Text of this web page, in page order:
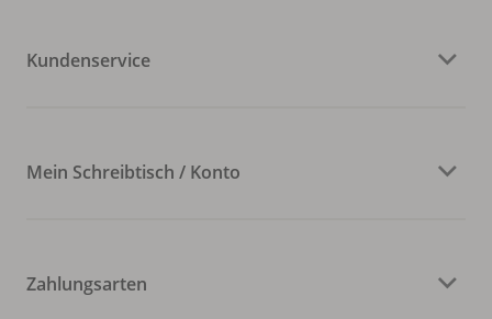
Kundenservice
Mein Schreibtisch / Konto
Zahlungsarten